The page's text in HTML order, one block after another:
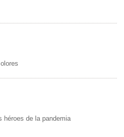
héroes de la pandemia